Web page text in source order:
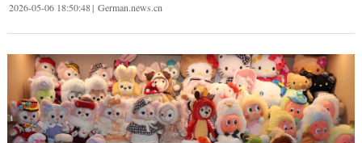
2026-05-06 18:50:48| German.news.cn